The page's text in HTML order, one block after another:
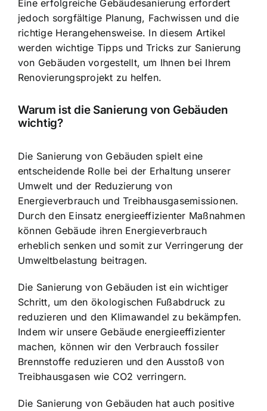
Eine erfolgreiche Gebäudesanierung erfordert
jedoch sorgfältige Planung, Fachwissen und die
richtige Herangehensweise. In diesem Artikel
werden wichtige Tipps und Tricks zur Sanierung
von Gebäuden vorgestellt, um Ihnen bei Ihrem
Renovierungsprojekt zu helfen.
Warum ist die Sanierung von Gebäuden
wichtig?
Die Sanierung von Gebäuden spielt eine
entscheidende Rolle bei der Erhaltung unserer
Umwelt und der Reduzierung von
Energieverbrauch und Treibhausgasemissionen.
Durch den Einsatz energieeffizienter Maßnahmen
können Gebäude ihren Energieverbrauch
erheblich senken und somit zur Verringerung der
Umweltbelastung beitragen.
Die Sanierung von Gebäuden ist ein wichtiger
Schritt, um den ökologischen Fußabdruck zu
reduzieren und den Klimawandel zu bekämpfen.
Indem wir unsere Gebäude energieeffizienter
machen, können wir den Verbrauch fossiler
Brennstoffe reduzieren und den Ausstoß von
Treibhausgasen wie CO2 verringern.
Die Sanierung von Gebäuden hat auch positive